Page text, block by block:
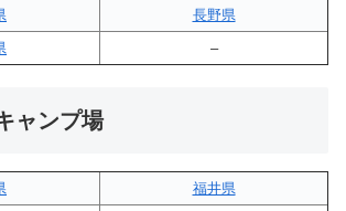
長野県
–
ャンプ場
福井県